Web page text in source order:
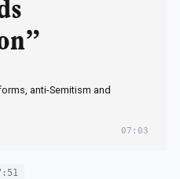
anti-Semitism and
07:03